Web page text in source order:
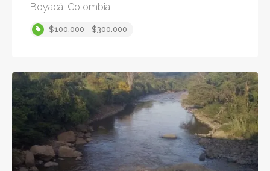
Boyacá, Colombia
$100.000 - $300.000